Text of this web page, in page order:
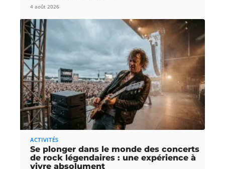
4 août 2026
ACTIVITÉS
Se plonger dans le monde des concerts
de rock légendaires : une expérience à
vivre absolument